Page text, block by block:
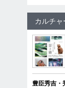
カルチャ
豊臣秀吉・